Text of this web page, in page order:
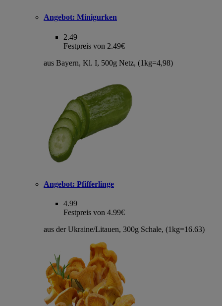
Angebot: Minigurken
2.49
Festpreis von 2.49€
aus Bayern, Kl. I, 500g Netz, (1kg=4,98)
Angebot: Pfifferlinge
4.99
Festpreis von 4.99€
aus der Ukraine/Litauen, 300g Schale, (1kg=16.63)